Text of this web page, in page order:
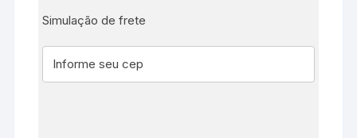
Simulação de frete